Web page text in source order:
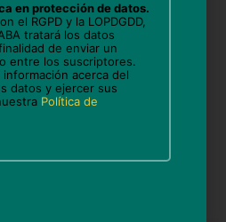
correo electrónico y web en
vez que comente.
en protección de datos.
el RGPD y la LOPDGDD,
tratará los datos
de enviar un
entre los suscriptores.
acerca del
datos y ejercer sus
Política de